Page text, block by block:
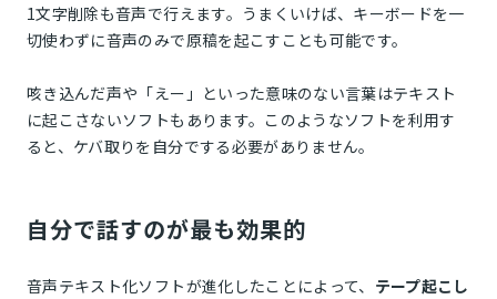
1文字削除も音声で行えます。うまくいけば、キーボードを一
切使わずに音声のみで原稿を起こすことも可能です。
咳き込んだ声や「えー」といった意味のない言葉はテキスト
に起こさないソフトもあります。このようなソフトを利用す
ると、ケバ取りを自分でする必要がありません。
自分で話すのが最も効果的
音声テキスト化ソフトが進化したことによって、 テープ起こし